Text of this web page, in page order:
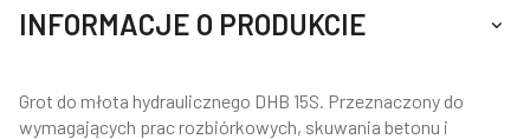
INFORMACJE O PRODUKCIE
Grot do młota hydraulicznego DHB 15S. Przeznaczony do
wymagających prac rozbiórkowych, skuwania betonu i